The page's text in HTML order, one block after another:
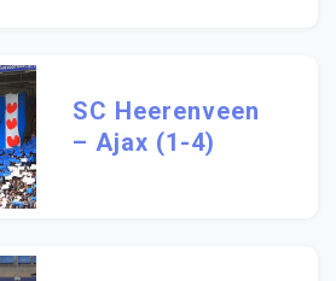
SC Heerenveen
– Ajax (1-4)